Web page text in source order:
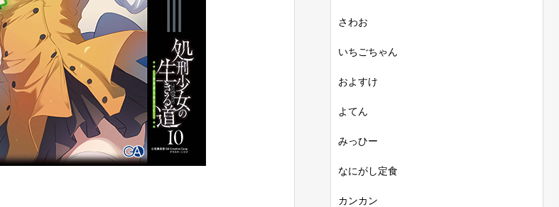
さわお
いちごちゃん
およすけ
よてん
みっひー
なにがし定食
カンカン